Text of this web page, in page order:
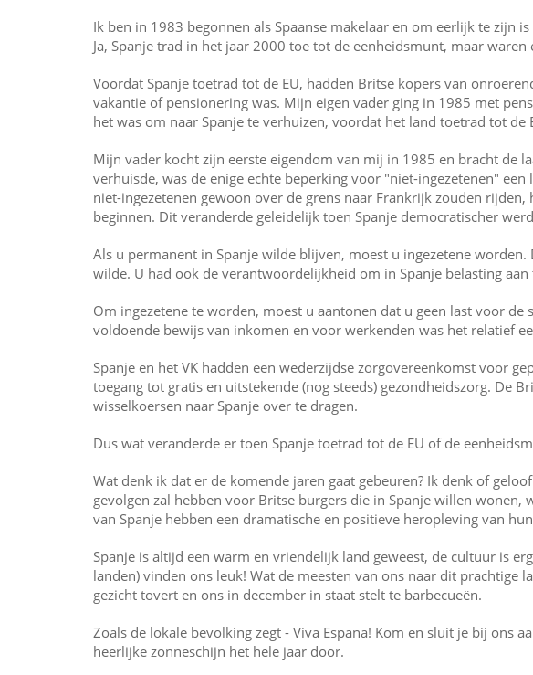
Ik ben in 1983 begonnen als Spaanse makelaar en om eerlijk te zijn
Ja, Spanje trad in het jaar 2000 toe tot de eenheidsmunt, maar
Voordat Spanje toetrad tot de EU, hadden Britse kopers van
vakantie of pensionering was. Mijn eigen vader ging in 1985 met
het was om naar Spanje te verhuizen, voordat het land toetrad tot de
Mijn vader kocht zijn eerste eigendom van mij in 1985 en bracht de
verhuisde, was de enige echte beperking voor "niet-ingezetenen"
niet-ingezetenen gewoon over de grens naar Frankrijk zouden
beginnen. Dit veranderde geleidelijk toen Spanje democratischer
Als u permanent in Spanje wilde blijven, moest u ingezetene
wilde. U had ook de verantwoordelijkheid om in Spanje belasting
Om ingezetene te worden, moest u aantonen dat u geen last voor
voldoende bewijs van inkomen en voor werkenden was het relatief
Spanje en het VK hadden een wederzijdse zorgovereenkomst voor
toegang tot gratis en uitstekende (nog steeds) gezondheidszorg. De
wisselkoersen naar Spanje over te dragen.
Dus wat veranderde er toen Spanje toetrad tot de EU of de
Wat denk ik dat er de komende jaren gaat gebeuren? Ik denk of
gevolgen zal hebben voor Britse burgers die in Spanje willen
van Spanje hebben een dramatische en positieve heropleving van
Spanje is altijd een warm en vriendelijk land geweest, de cultuur is
landen) vinden ons leuk! Wat de meesten van ons naar dit
gezicht tovert en ons in december in staat stelt te barbecueën.
Zoals de lokale bevolking zegt - Viva Espana! Kom en sluit je bij ons
heerlijke zonneschijn het hele jaar door.